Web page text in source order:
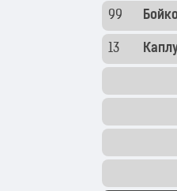
99 Бойко
13